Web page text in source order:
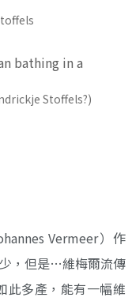
Stoffels?)
Vermeer）作
，但是…維梅爾流傳
此多產，能有一幅維